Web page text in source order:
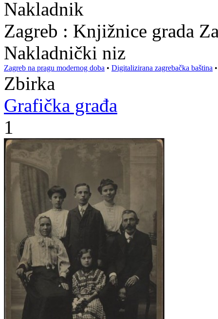
Nakladnik
Zagreb : Knjižnice grada
Nakladnički niz
Zagreb na pragu modernog doba • Digitalizirana zagrebačka baština
Zbirka
Grafička građa
1